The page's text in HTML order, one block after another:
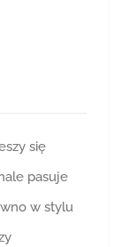
się
pasuje
w stylu